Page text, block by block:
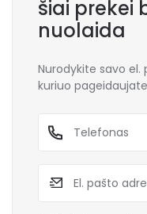
šiai prekei
nuolaida
Nurodykite savo
kuriuo